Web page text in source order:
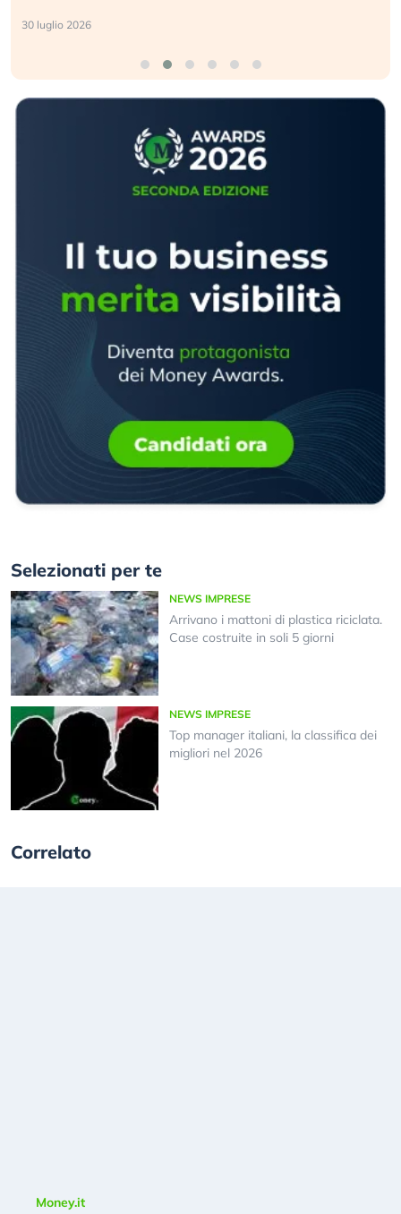
Selezionati per te
NEWS IMPRESE
Arrivano i mattoni di plastica riciclata.
Case costruite in soli 5 giorni
NEWS IMPRESE
Top manager italiani, la classifica dei
migliori nel 2026
Correlato
Money.it